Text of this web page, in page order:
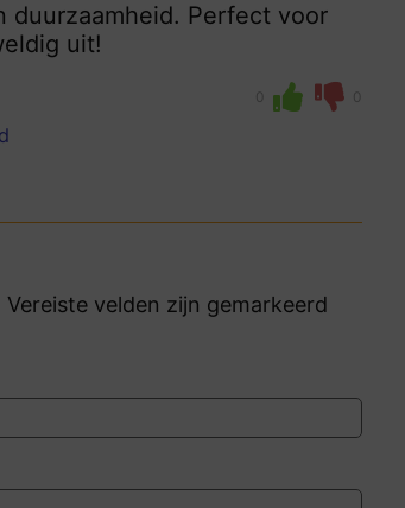
duurzaamheid. Perfect voor
uit!
0 0
velden zijn gemarkeerd